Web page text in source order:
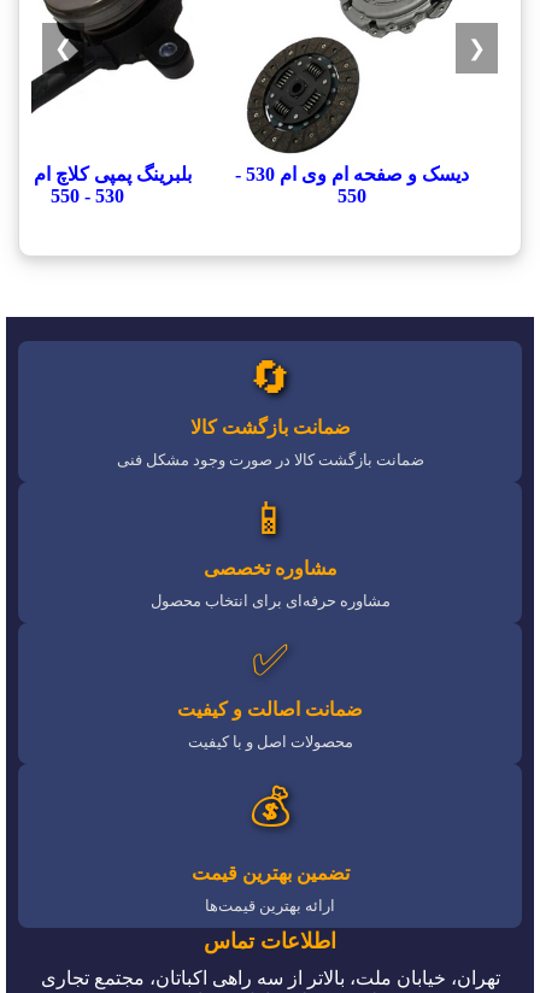
دیسک و صفحه ام وی ام 530 -
550
بلبرینگ پمپی کلاچ ام وی
530 - 550
❮
❯
🔄
ضمانت بازگشت کالا
ضمانت بازگشت کالا در صورت وجود مشکل فنی
📱
مشاوره تخصصی
مشاوره حرفه‌ای برای انتخاب محصول
✅
ضمانت اصالت و کیفیت
محصولات اصل و با کیفیت
💰
تضمین بهترین قیمت
ارائه بهترین قیمت‌ها
اطلاعات تماس
تهران، خیابان ملت، بالاتر از سه راهی اکباتان، مجتمع تجاری